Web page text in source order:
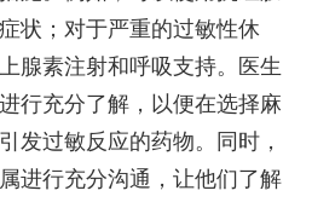
状；对于严重的过敏性休
腺素注射和呼吸支持。医生
行充分了解，以便在选择麻
发过敏反应的药物。同时，
进行充分沟通，让他们了解